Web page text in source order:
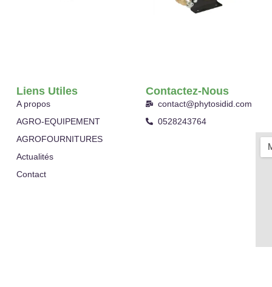
Liens Utiles
A propos
AGRO-EQUIPEMENT
AGROFOURNITURES
Actualités
Contact
Contactez-Nous
contact@phytosidid.com
0528243764